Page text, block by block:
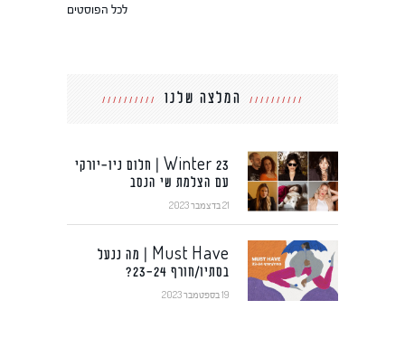
לכל הפוסטים
המלצה שלנו
Winter 23 | חלום ניו-יורקי
עם הצלמת שי הנסב
21 בדצמבר 2023
Must Have | מה ננעל
בסתיו/חורף 23-24?
19 בספטמבר 2023